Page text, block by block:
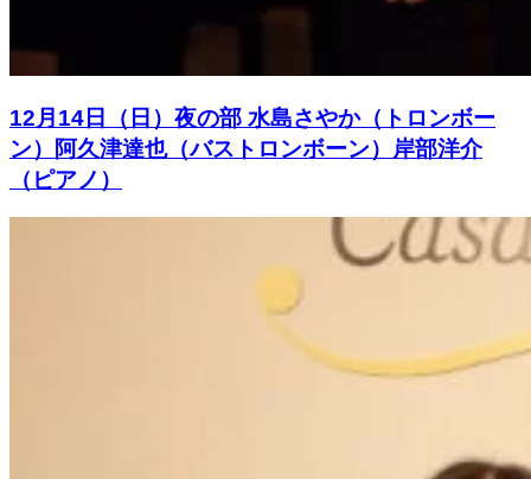
12月14日（日）夜の部 水島さやか（トロンボー
ン）阿久津達也（バストロンボーン）岸部洋介
（ピアノ）